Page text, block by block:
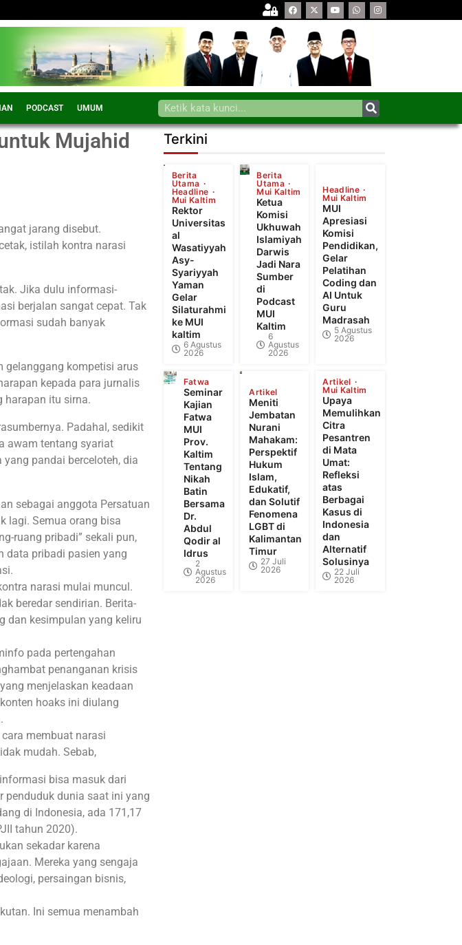
PODCAST UMUM
Mujahid
jarang disebut.
istilah kontra narasi
Jika dulu informasi-
berjalan sangat cepat. Tak
sudah banyak
gelanggang kompetisi arus
kepada para jurnalis
harapan itu sirna.
Padahal, sedikit
awam tentang syariat
pandai berceloteh, dia
sebagai anggota Persatuan
lagi. Semua orang bisa
ruang pribadi” sekali pun,
data pribadi pasien yang
narasi mulai muncul.
beredar sendirian. Berita-
dan kesimpulan yang keliru
pada pertengahan
penanganan krisis
menjelaskan keadaan
hoaks ini diulang
membuat narasi
mudah. Sebab,
bisa masuk dari
penduduk dunia saat ini yang
di Indonesia, ada 171,17
tahun 2020).
sekadar karena
Mereka yang sengaja
persaingan bisnis,
Ini semua menambah
Terkini
Berita
Utama
Headline
Mui Kaltim
Rektor
Universitas
al
Wasatiyyah
Asy-
Syariyyah
Yaman
Gelar
Silaturahmi
ke MUI
kaltim
6 Agustus
2026
Berita
Utama
Mui Kaltim
Ketua
Komisi
Ukhuwah
Islamiyah
Darwis
Jadi Nara
Sumber
di
Podcast
MUI
Kaltim
6
Agustus
2026
Headline
Mui Kaltim
MUI
Apresiasi
Komisi
Pendidikan,
Gelar
Pelatihan
Coding dan
AI Untuk
Guru
Madrasah
5 Agustus
2026
Fatwa
Seminar
Kajian
Fatwa
MUI
Prov.
Kaltim
Tentang
Nikah
Batin
Bersama
Dr.
Abdul
Qodir al
Idrus
2
Agustus
2026
Artikel
Meniti
Jembatan
Nurani
Mahakam:
Perspektif
Hukum
Islam,
Edukatif,
dan Solutif
Fenomena
LGBT di
Kalimantan
Timur
27 Juli
2026
Artikel
Mui Kaltim
Upaya
Memulihkan
Citra
Pesantren
di Mata
Umat:
Refleksi
atas
Berbagai
Kasus di
Indonesia
dan
Alternatif
Solusinya
22 Juli
2026